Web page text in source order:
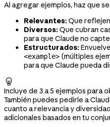
Al agregar ejemplos, haz que
Relevantes:Que
Diversos:Que cubran
para que Claude no
Estructurados:
<example> (múltiples
para que Claude pueda

Incluye de 3 a 5 ejemplos para
También puedes pedirle a
cuanto a relevancia y
adicionales basados en tu